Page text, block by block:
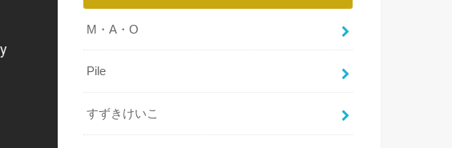
M・A・O
Pile
すずきけいこ